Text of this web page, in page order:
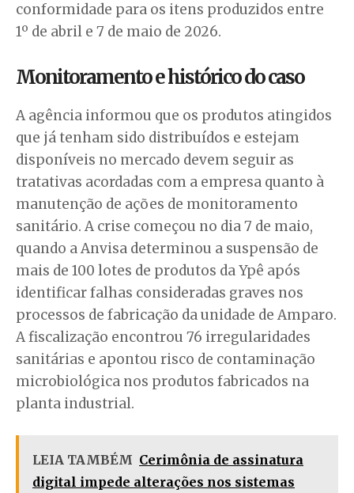
conformidade para os itens produzidos entre
1º de abril e 7 de maio de 2026.
Monitoramento e histórico do caso
A agência informou que os produtos atingidos
que já tenham sido distribuídos e estejam
disponíveis no mercado devem seguir as
tratativas acordadas com a empresa quanto à
manutenção de ações de monitoramento
sanitário. A crise começou no dia 7 de maio,
quando a Anvisa determinou a suspensão de
mais de 100 lotes de produtos da Ypê após
identificar falhas consideradas graves nos
processos de fabricação da unidade de Amparo.
A fiscalização encontrou 76 irregularidades
sanitárias e apontou risco de contaminação
microbiológica nos produtos fabricados na
planta industrial.
LEIA TAMBÉM Cerimônia de assinatura
digital impede alterações nos sistemas